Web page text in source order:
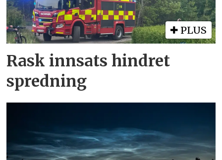
PLUS
Rask innsats hindret
spredning